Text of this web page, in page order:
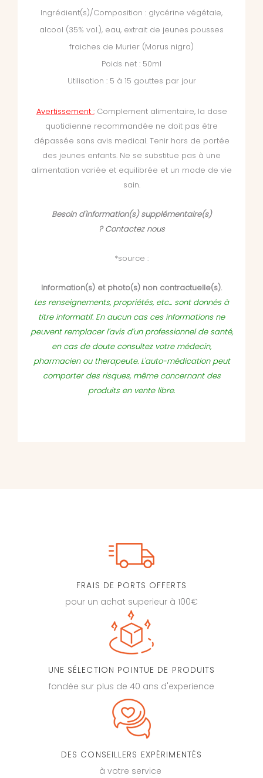
Ingrédient(s)/Composition : glycérine végétale,
alcool (35% vol.), eau, extrait de jeunes pousses
fraiches de Murier (Morus nigra)
Poids net : 50ml
Utilisation : 5 à 15 gouttes par jour
Avertissement :Complement alimentaire, la dose
quotidienne recommandée ne doit pas être
dépassée sans avis medical. Tenir hors de portée
des jeunes enfants. Ne se substitue pas à une
alimentation variée et equilibrée et un mode de vie
sain.
Besoin d'information(s) supplémentaire(s)
?Contactez nous
*source :
Information(s) et photo(s) non contractuelle(s).
Les renseignements, propriétés, etc... sont donnés à
titre informatif. En aucun cas ces informations ne
peuvent remplacer l'avis d'un professionnel de santé,
en cas de doute consultez votre médecin,
pharmacien ou therapeute. L'auto-médication peut
comporter des risques, même concernant des
produits en vente libre.
FRAIS DE PORTS OFFERTS
pour un achat superieur à 100€
UNE SÉLECTION POINTUE DE PRODUITS
fondée sur plus de 40 ans d'experience
DES CONSEILLERS EXPÉRIMENTÉS
à votre service